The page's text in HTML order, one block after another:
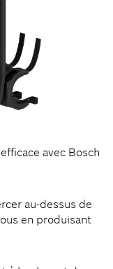
avec Bosch
au-dessus de
en produisant